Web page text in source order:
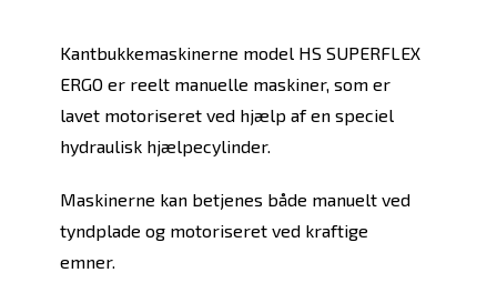
Kantbukkemaskinerne model HS SUPERFLEX
ERGO er reelt manuelle maskiner, som er
lavet motoriseret ved hjælp af en speciel
hydraulisk hjælpecylinder.
Maskinerne kan betjenes både manuelt ved
tyndplade og motoriseret ved kraftige
emner.